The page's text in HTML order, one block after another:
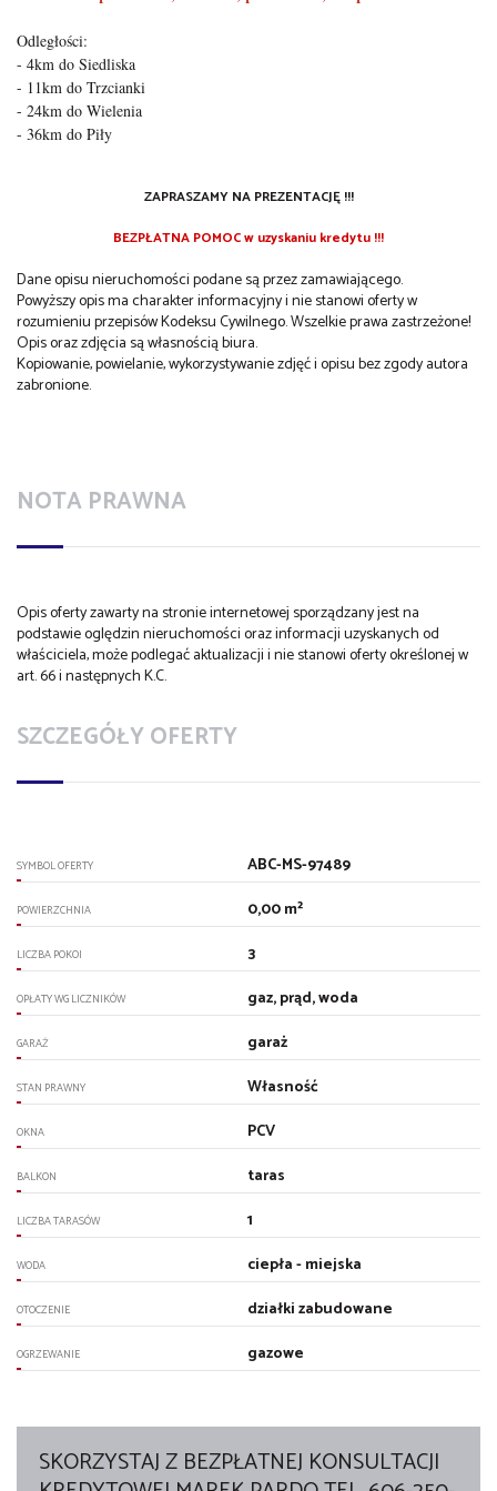
Odległości:
- 4km do Siedliska
- 11km do Trzcianki
- 24km do Wielenia
- 36km do Piły
ZAPRASZAMY NA PREZENTACJĘ !!!
BEZPŁATNA POMOC w uzyskaniu kredytu !!!
Dane opisu nieruchomości podane są przez zamawiającego.
Powyższy opis ma charakter informacyjny i nie stanowi oferty w
rozumieniu przepisów Kodeksu Cywilnego. Wszelkie prawa zastrzeżone!
Opis oraz zdjęcia są własnością biura.
Kopiowanie, powielanie, wykorzystywanie zdjęć i opisu bez zgody autora
zabronione.
NOTA PRAWNA
Opis oferty zawarty na stronie internetowej sporządzany jest na
podstawie oględzin nieruchomości oraz informacji uzyskanych od
właściciela, może podlegać aktualizacji i nie stanowi oferty określonej w
art. 66 i następnych K.C.
SZCZEGÓŁY OFERTY
SYMBOL OFERTY ABC-MS-97489
POWIERZCHNIA 0,00 m²
LICZBA POKOI 3
OPŁATY WG LICZNIKÓW gaz, prąd, woda
GARAŻ garaż
STAN PRAWNY Własność
OKNA PCV
BALKON taras
LICZBA TARASÓW 1
WODA ciepła - miejska
OTOCZENIE działki zabudowane
OGRZEWANIE gazowe
SKORZYSTAJ Z BEZPŁATNEJ KONSULTACJI